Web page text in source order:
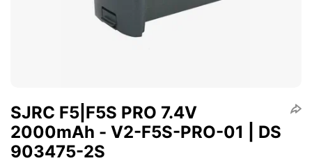
SJRC F5|F5S PRO 7.4V
2000mAh - V2-F5S-PRO-01 | DS
903475-2S